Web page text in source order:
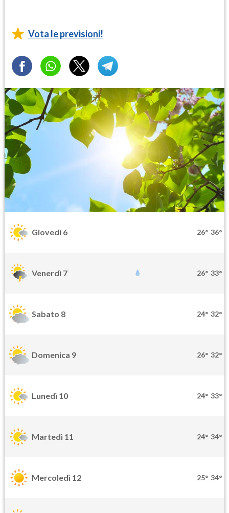
Vota le previsioni!
Giovedì 6 26° 36°
Venerdì 7 26° 33°
Sabato 8 24° 32°
Domenica 9 26° 32°
Lunedì 10 24° 33°
Martedì 11 24° 34°
Mercoledì 12 25° 34°